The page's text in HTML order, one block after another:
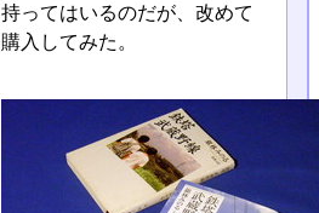
持ってはいるのだが、改めて
購入してみた。